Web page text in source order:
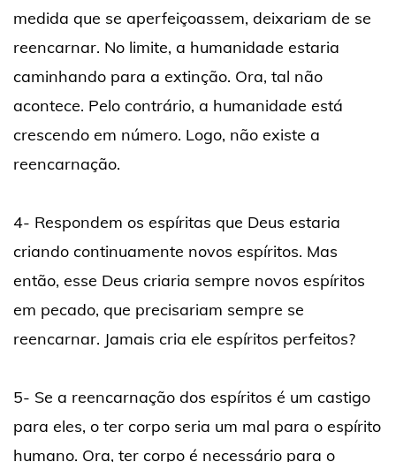
medida que se aperfeiçoassem, deixariam de se
reencarnar. No limite, a humanidade estaria
caminhando para a extinção. Ora, tal não
acontece. Pelo contrário, a humanidade está
crescendo em número. Logo, não existe a
reencarnação.
4- Respondem os espíritas que Deus estaria
criando continuamente novos espíritos. Mas
então, esse Deus criaria sempre novos espíritos
em pecado, que precisariam sempre se
reencarnar. Jamais cria ele espíritos perfeitos?
5- Se a reencarnação dos espíritos é um castigo
para eles, o ter corpo seria um mal para o espírito
humano. Ora, ter corpo é necessário para o